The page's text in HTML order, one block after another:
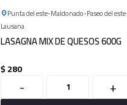
Punta del este Maldonado Paseo del este
Lausana
LASAGNA MIX DE QUESOS 600G
$280
- +